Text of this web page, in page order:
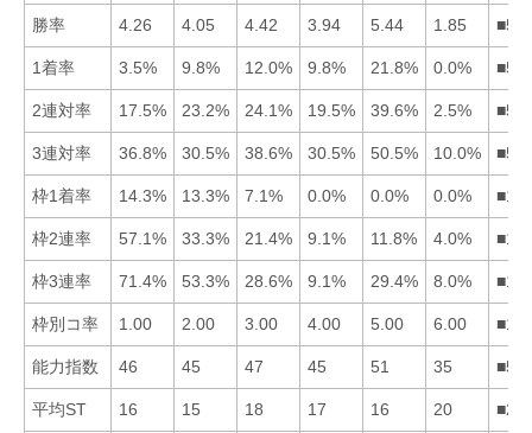
勝率 4.26 4.05 4.42 3.94 5.44 1.85
1着率 3.5% 9.8% 12.0% 9.8% 21.8% 0.0%
2連対率 17.5% 23.2% 24.1% 19.5% 39.6% 2.5%
3連対率 36.8% 30.5% 38.6% 30.5% 50.5% 10.0%
枠1着率 14.3% 13.3% 7.1% 0.0% 0.0% 0.0%
枠2連率 57.1% 33.3% 21.4% 9.1% 11.8% 4.0%
枠3連率 71.4% 53.3% 28.6% 9.1% 29.4% 8.0%
枠別コ率 1.00 2.00 3.00 4.00 5.00 6.00
能力指数 46 45 47 45 51 35
平均ST 16 15 18 17 16 20